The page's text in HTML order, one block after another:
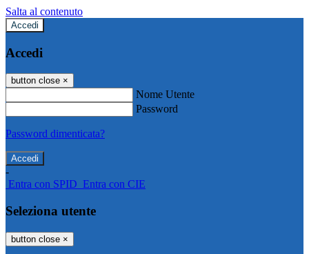
Salta al contenuto
Accedi
Accedi
button close ×
Nome Utente
Password
Password dimenticata?
-
Entra con SPID Entra con CIE
Seleziona utente
button close ×